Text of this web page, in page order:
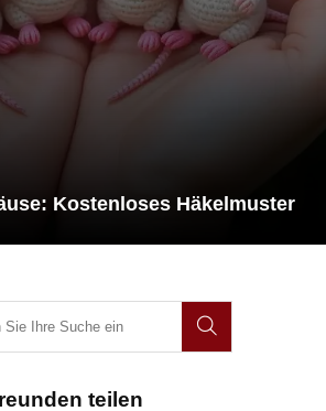
Kostenloses Häkelmuster
teilen